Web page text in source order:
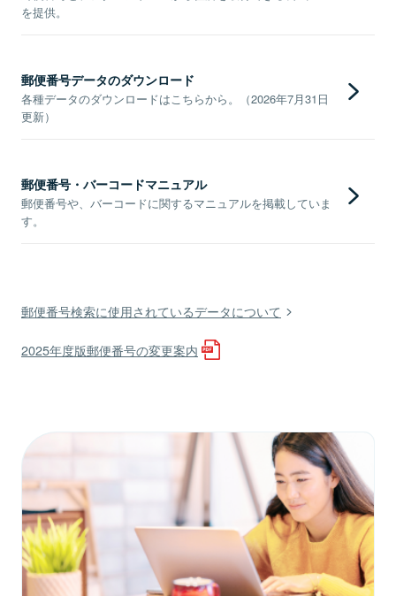
を提供。
郵便番号データのダウンロード
各種データのダウンロードはこちらから。（2026年7月31日
更新）
郵便番号・バーコードマニュアル
郵便番号や、バーコードに関するマニュアルを掲載していま
す。
郵便番号検索に使用されているデータについて
2025年度版郵便番号の変更案内